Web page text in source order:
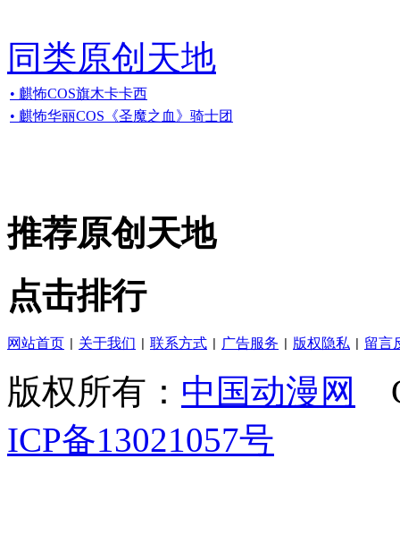
同类原创天地
• 麒怖COS旗木卡卡西
• 麒怖华丽COS《圣魔之血》骑士团
推荐原创天地
点击排行
网站首页 关于我们 联系方式 广告服务 版权隐私 留言
版权所有： 中国动漫网
ICP备13021057号